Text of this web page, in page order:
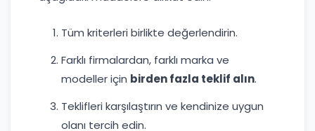
Tüm kriterleri birlikte değerlendirin.
Farklı firmalardan, farklı marka ve
modeller için birden fazla teklif alın.
Teklifleri karşılaştırın ve kendinize uygun
olanı tercih edin.